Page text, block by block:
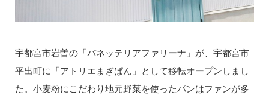
宇都宮市岩曽の「パネッテリアファリーナ」が、宇都宮市
平出町に「アトリエまぎぱん」として移転オープンしまし
た。小麦粉にこだわり地元野菜を使ったパンはファンが多